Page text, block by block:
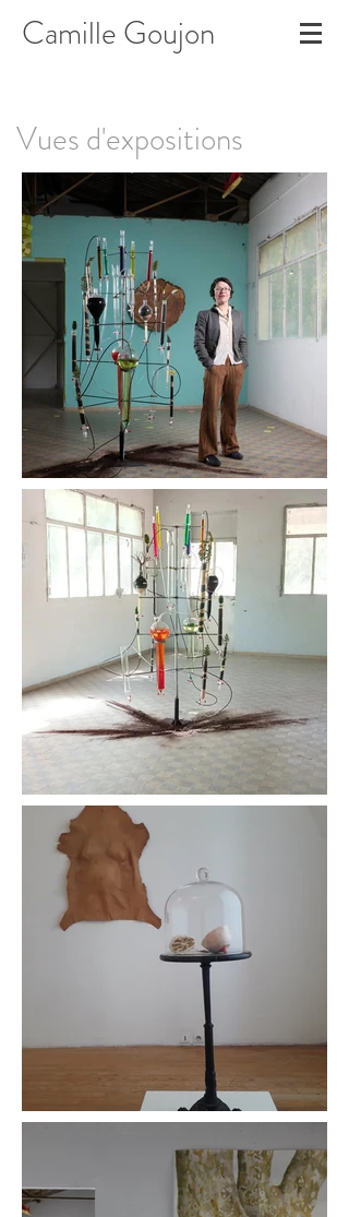
Camille Goujon
Vues d'expositions